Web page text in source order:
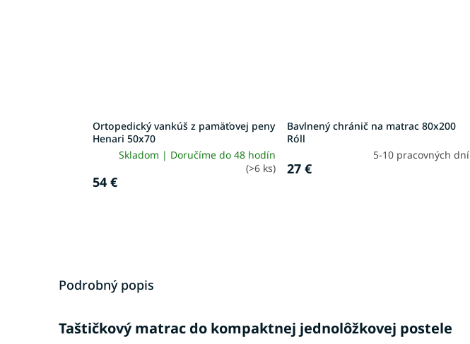
Ortopedický vankúš z pamäťovej peny
Henari 50x70
Skladom | Doručíme do 48 hodín
(>6 ks)
54 €
Bavlnený chránič na matrac 80x200
Róll
5-10 pracovných dní
27 €
Podrobný popis
Taštičkový matrac do kompaktnej jednolôžkovej postele